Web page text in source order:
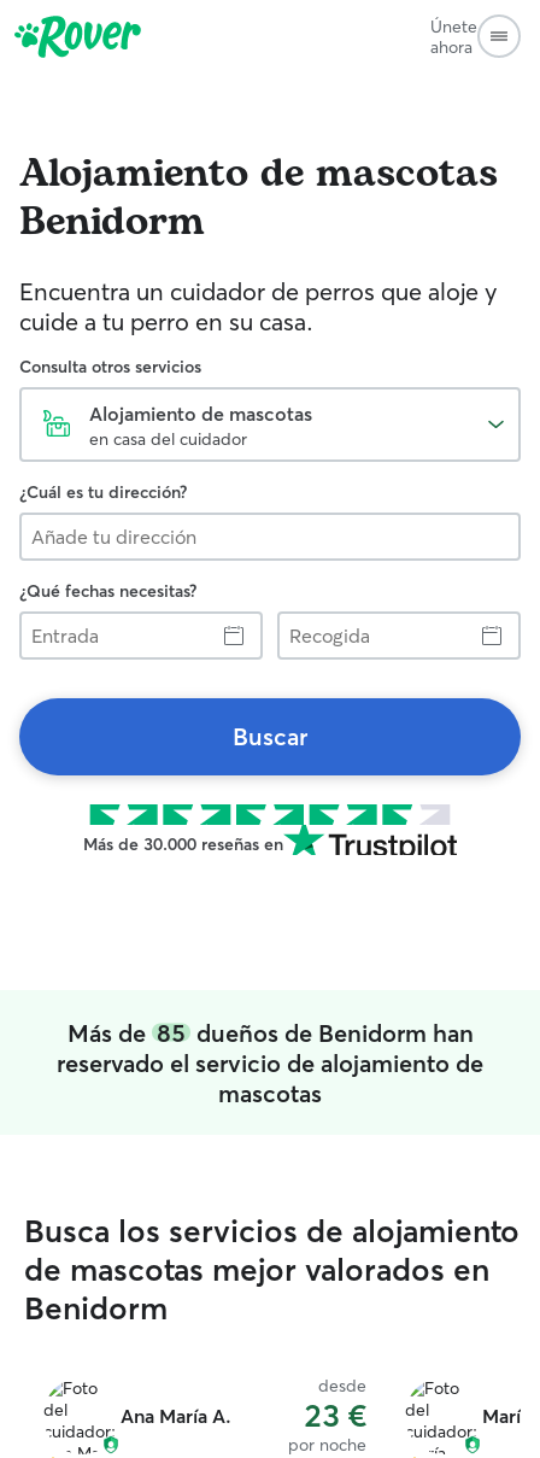
Únete
ahora
Alojamiento de mascotas
Benidorm
Encuentra un cuidador de perros que aloje y
cuide a tu perro en su casa.
Consulta otros servicios
Alojamiento de mascotas
en casa del cuidador
¿Cuál es tu dirección?
¿Qué fechas necesitas?
Entrada
Recogida
Buscar
Más de 30.000 reseñas en
Más de 85dueños de Benidorm han
reservado el servicio de alojamiento de
mascotas
Busca los servicios de alojamiento
de mascotas mejor valorados en
Benidorm
Ana María A.
desde
23 €
por noche
María